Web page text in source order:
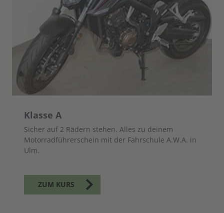
Klasse A
Sicher auf 2 Rädern stehen. Alles zu deinem
Motorradführerschein mit der Fahrschule A.W.A. in
Ulm.
ZUM KURS